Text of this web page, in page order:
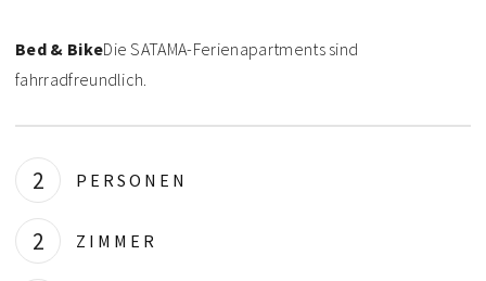
Bed & BikeDie SATAMA-Ferienapartments sind
fahrradfreundlich.
2 PERSONEN
2 ZIMMER